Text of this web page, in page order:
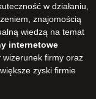
w działaniu,
znajomością
wiedzą na temat
internetowe
firmy oraz
zyski firmie